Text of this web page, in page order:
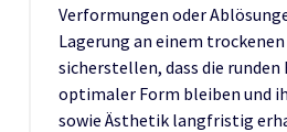
Verformungen oder
Lagerung an einem
sicherstellen, dass die
optimaler Form bleiben und
sowie Ästhetik langfristig